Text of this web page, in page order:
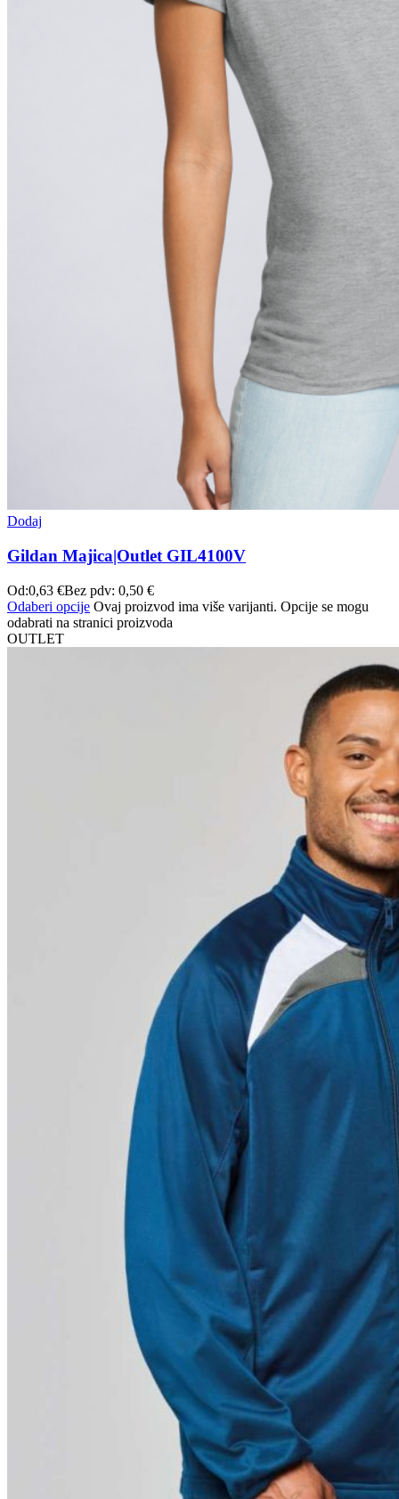
Dodaj
Gildan Majica|Outlet GIL4100V
Od:0,63 €Bez pdv: 0,50 €
Odaberi opcije Ovaj proizvod ima više varijanti. Opcije se mogu
odabrati na stranici proizvoda
OUTLET